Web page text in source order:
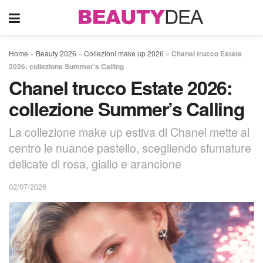
Home » Beauty 2026 » Collezioni make up 2026 » Chanel trucco Estate
2026: collezione Summer’s Calling
Chanel trucco Estate 2026:
collezione Summer’s Calling
La collezione make up estiva di Chanel mette al
centro le nuance pastello, scegliendo sfumature
delicate di rosa, giallo e arancione
02/07/2026